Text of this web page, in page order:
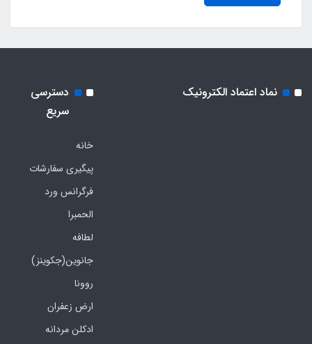
نماد اعتماد الکترونیک
دسترسی
سریع
خانه
پیگیری سفارشات
فرگرانس ورد
الحمبرا
لطافه
جانوین(جکوینز)
روونا
ارض زعفران
ادکلن مردانه